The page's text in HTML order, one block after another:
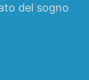
del sogno